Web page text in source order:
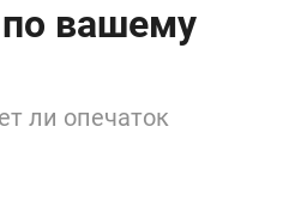
вашему
ли опечаток